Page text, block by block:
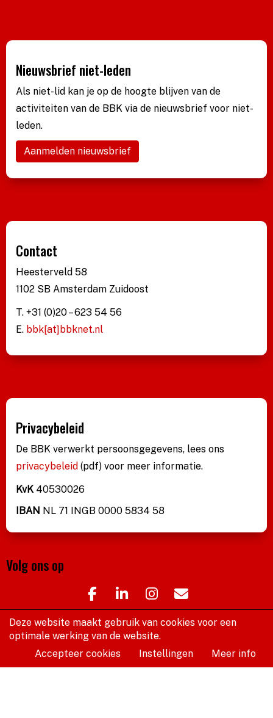
Nieuwsbrief niet-leden
Als niet-lid kan je op de hoogte blijven van de
activiteiten van de BBK via de nieuwsbrief voor niet-
leden.
Aanmelden nieuwsbrief
Contact
Heesterveld 58
1102 SB Amsterdam Zuidoost
T. +31 (0)20 – 623 54 56
E. bbk[at]bbknet.nl
Privacybeleid
De BBK verwerkt persoonsgegevens, lees ons
privacybeleid (pdf) voor meer informatie.
KvK 40530026
IBAN NL 71 INGB 0000 5834 58
Volg ons op
2021 © Beroepsvereniging van Beeldende Kunstenaars
Deze website maakt gebruik van cookies voor een
optimale werking van de website.
Accepteer cookies
Instellingen Meer info